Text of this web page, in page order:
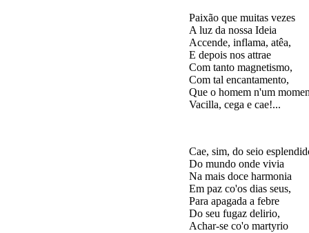
Paixão que muitas vezes
A luz da nossa Ideia
Accende, inflama, atêa,
E depois nos attrae
Com tanto magnetismo,
Com tal encantamento,
Que o homem n'um
Cae, sim, do seio
Do mundo onde vivia
Na mais doce harmonia
Em paz co'os dias seus,
Para apagada a febre
Do seu fugaz delirio,
Achar-se co'o martyrio